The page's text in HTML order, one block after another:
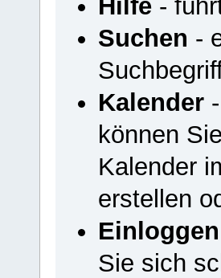
Hilfe-
Suchen -
Kalender-
können
Kalender
erstellen
Einloggen
Sie sich